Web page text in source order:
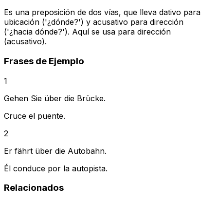
Es una preposición de dos vías, que lleva dativo para
ubicación ('¿dónde?') y acusativo para dirección
('¿hacia dónde?'). Aquí se usa para dirección
(acusativo).
Frases de Ejemplo
1
Gehen Sie über die Brücke.
Cruce el puente.
2
Er fährt über die Autobahn.
Él conduce por la autopista.
Relacionados